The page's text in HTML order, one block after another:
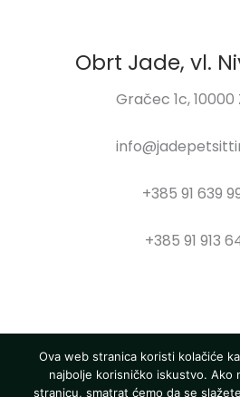
Obrt Jade, vl.
Gračec 1c,
+385 91 639
+385 91 913
Ova web stranica koristi kolačiće
najbolje korisničko iskustvo. Ako
stranicu, smatrat ćemo da se